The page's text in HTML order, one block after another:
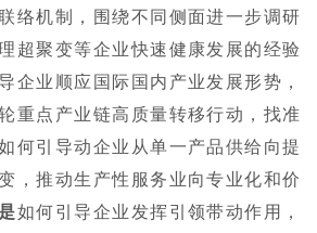
络机制，围绕不同侧面进一步调研
超聚变等企业快速健康发展的经验
企业顺应国际国内产业发展形势，
重点产业链高质量转移行动，找准
何引导动企业从单一产品供给向提
，推动生产性服务业向专业化和价
如何引导企业发挥引领带动作用，